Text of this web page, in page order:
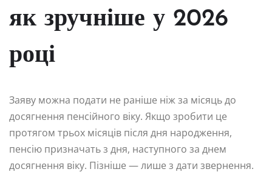
як зручніше у 2026
році
Заяву можна подати не раніше ніж за місяць до
досягнення пенсійного віку. Якщо зробити це
протягом трьох місяців після дня народження,
пенсію призначать з дня, наступного за днем
досягнення віку. Пізніше — лише з дати звернення.